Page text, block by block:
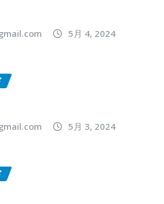
5月 4, 2024
5月 3, 2024